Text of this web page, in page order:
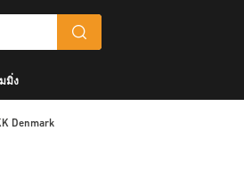
มิ่ง
Denmark